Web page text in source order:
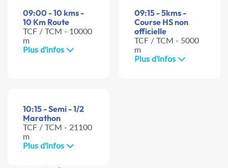
09:00 - 10 kms -
10 Km Route
TCF / TCM - 10000
m
Plus d'infos
09:15 - 5kms -
Course HS non
officielle
TCF / TCM - 5000
m
Plus d'infos
10:15 - Semi - 1/2
Marathon
TCF / TCM - 21100
m
Plus d'infos